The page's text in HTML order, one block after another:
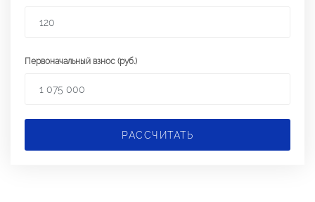
Первоначальный взнос (руб.)
РАССЧИТАТЬ